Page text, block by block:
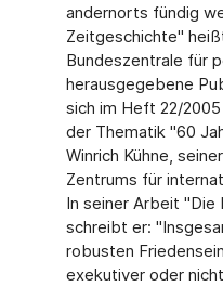
andernorts fündig
Zeitgeschichte"
Bundeszentrale für
herausgegebene
sich im Heft 22/
der Thematik "60
Winrich Kühne,
Zentrums für
In seiner Arbeit "Die
schreibt er:
robusten
exekutiver oder